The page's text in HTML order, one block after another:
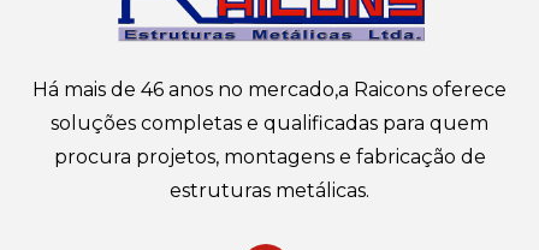
Há mais de 46 anos no mercado,a Raicons oferece
soluções completas e qualificadas para quem
procura projetos, montagens e fabricação de
estruturas metálicas.